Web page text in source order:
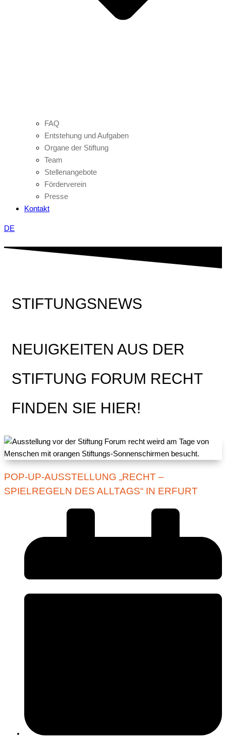
FAQ
Entstehung und Aufgaben
Organe der Stiftung
Team
Stellenangebote
Förderverein
Presse
Kontakt
DE
STIFTUNGSNEWS
NEUIGKEITEN AUS DER
STIFTUNG FORUM RECHT
FINDEN SIE HIER!
POP-UP-AUSSTELLUNG „RECHT –
SPIELREGELN DES ALLTAGS“ IN ERFURT